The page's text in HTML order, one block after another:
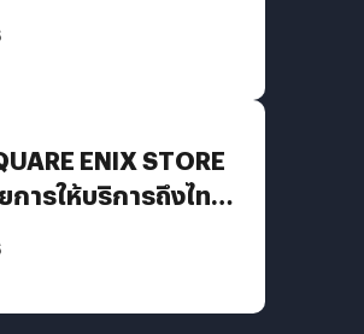
ENIX STORE
การให้บริการถึงไทย